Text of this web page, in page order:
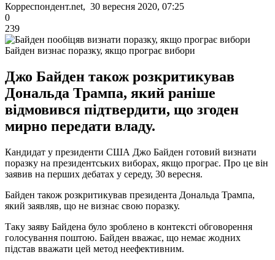
Корреспондент.net, 30 вересня 2020, 07:25
0
239
Байден визнає поразку, якщо програє вибори
Джо Байден також розкритикував
Дональда Трампа, який раніше
відмовився підтвердити, що згоден
мирно передати владу.
Кандидат у президенти США Джо Байден готовий визнати
поразку на президентських виборах, якщо програє. Про це він
заявив на перших дебатах у середу, 30 вересня.
Байден також розкритикував президента Дональда Трампа,
який заявляв, що не визнає свою поразку.
Таку заяву Байдена було зроблено в контексті обговорення
голосування поштою. Байден вважає, що немає жодних
підстав вважати цей метод неефективним.